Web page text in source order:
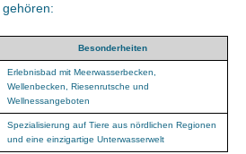
Besonderheiten
Erlebnisbad mit Meerwasserbecken,
Wellenbecken, Riesenrutsche und
Wellnessangeboten
Spezialisierung auf Tiere aus nördlichen Regionen
und eine einzigartige Unterwasserwelt​